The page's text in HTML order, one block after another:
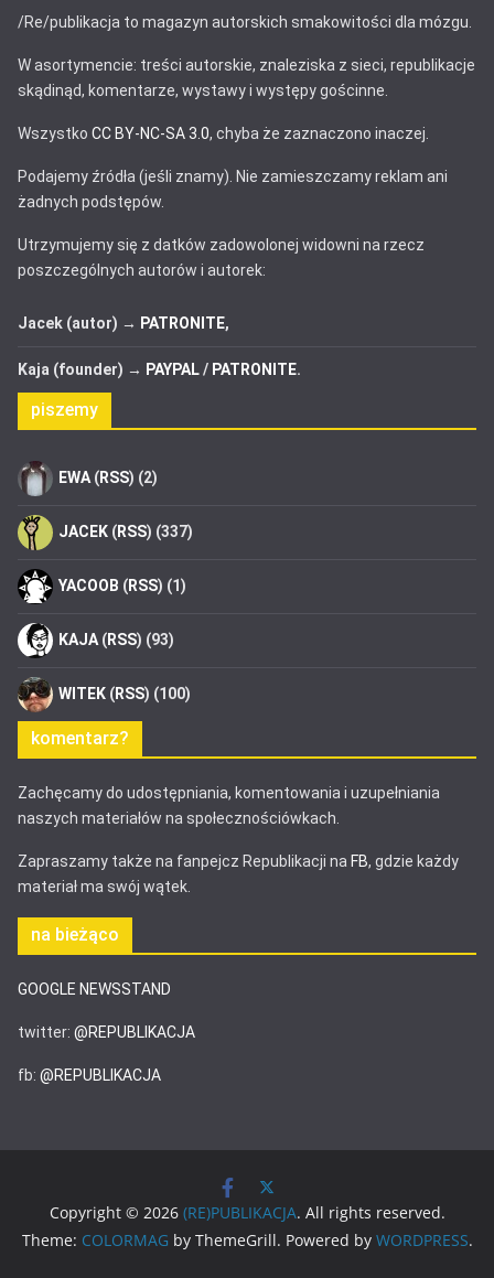
/Re/publikacja to magazyn autorskich smakowitości dla mózgu.
W asortymencie: treści autorskie, znaleziska z sieci, republikacje
skądinąd, komentarze, wystawy i występy gościnne.
Wszystko CC BY-NC-SA 3.0, chyba że zaznaczono inaczej.
Podajemy źródła (jeśli znamy). Nie zamieszczamy reklam ani
żadnych podstępów.
Utrzymujemy się z datków zadowolonej widowni na rzecz
poszczególnych autorów i autorek:
Jacek (autor) → PATRONITE,
Kaja (founder) → PAYPAL/ PATRONITE.
piszemy
EWA (RSS) (2)
JACEK (RSS) (337)
YACOOB (RSS) (1)
KAJA (RSS) (93)
WITEK (RSS) (100)
komentarz?
Zachęcamy do udostępniania, komentowania i uzupełniania
naszych materiałów na społecznościówkach.
Zapraszamy także na fanpejcz Republikacji na FB, gdzie każdy
materiał ma swój wątek.
na bieżąco
GOOGLE NEWSSTAND
twitter: @REPUBLIKACJA
fb: @REPUBLIKACJA
Copyright © 2026 (RE)PUBLIKACJA. All rights reserved.
Theme: COLORMAG by ThemeGrill. Powered by WORDPRESS.